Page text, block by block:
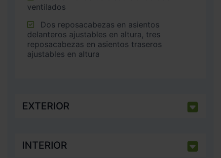
ventilados
delanteros ajustables en altura, tres
reposacabezas en asientos traseros
ajustables en altura
EXTERIOR
INTERIOR